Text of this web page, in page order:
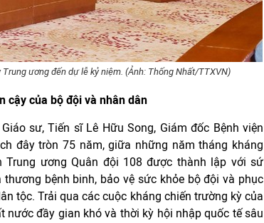
ương đến dự lễ kỷ niệm. (Ảnh: Thống Nhất/TTXVN)
cậy của bộ đội và nhân dân
sư, Tiến sĩ Lê Hữu Song, Giám đốc Bệnh viện
đây tròn 75 năm, giữa những năm tháng kháng
Trung ương Quân đội 108 được thành lập với sứ
bệnh binh, bảo vệ sức khỏe bộ đội và phục
tộc. Trải qua các cuộc kháng chiến trường kỳ của
đầy gian khó và thời kỳ hội nhập quốc tế sâu